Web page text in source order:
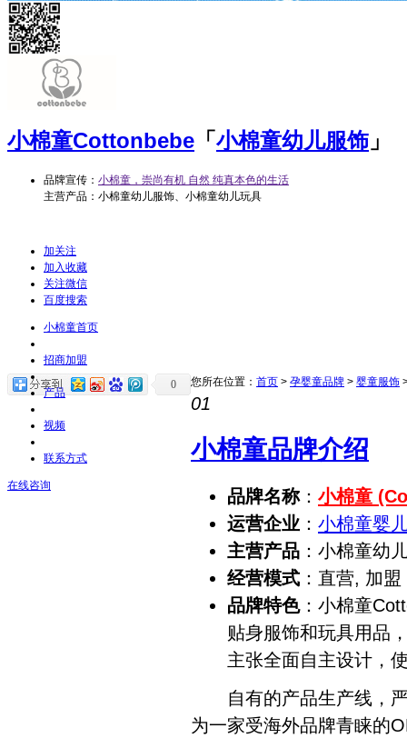
小棉童Cottonbebe 「小棉童幼儿服饰 」
品牌宣传： 小棉童，崇尚有机 自然 纯真本色的生活
主营产品：小棉童幼儿服饰、小棉童幼儿玩具
加关注
加入收藏
关注微信
百度搜索
小棉童首页
招商加盟
产品
视频
联系方式
在线咨询
0 您所在位置： 首页 > 孕婴童品牌 > 婴童服饰
01
小棉童品牌介绍
品牌名称： 小棉童
运营企业 ： 小棉童婴
主营产品 ：小棉童幼
经营模式 ：直营, 加盟
品牌特色：小棉童
贴身服饰和玩具用品
主张全面自主设计，
自有的产品生产线，严
为一家受海外品牌青睐的